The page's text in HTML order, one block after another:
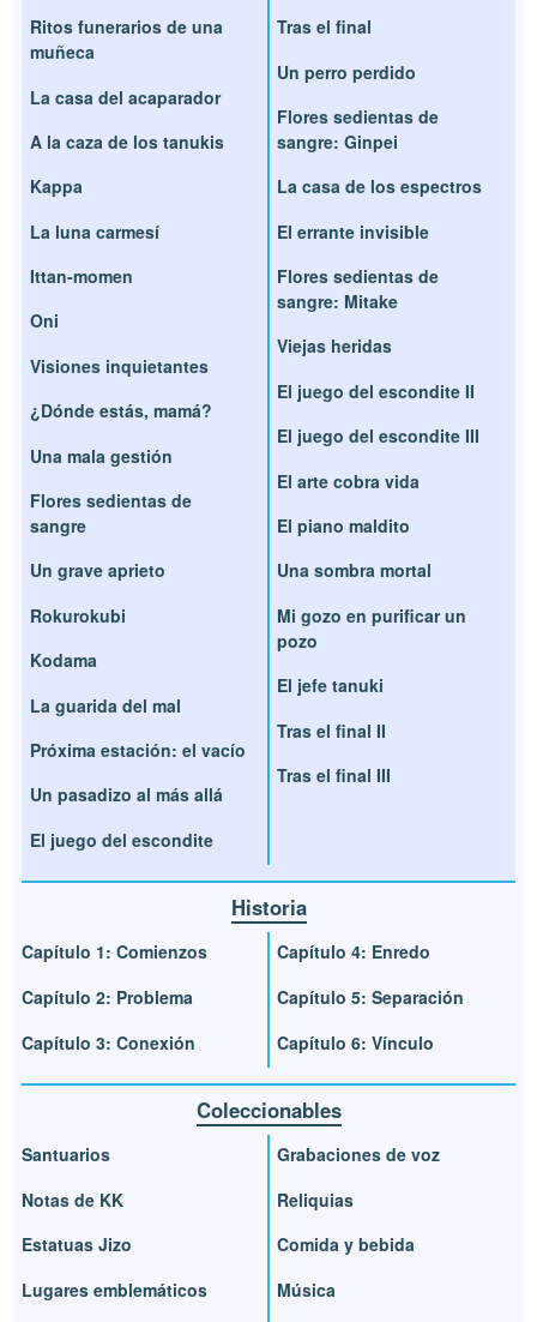
Ritos funerarios de una
muñeca
La casa del acaparador
A la caza de los tanukis
Kappa
La luna carmesí
Ittan-momen
Oni
Visiones inquietantes
¿Dónde estás, mamá?
Una mala gestión
Flores sedientas de
sangre
Un grave aprieto
Rokurokubi
Kodama
La guarida del mal
Próxima estación: el vacío
Un pasadizo al más allá
El juego del escondite
Tras el final
Un perro perdido
Flores sedientas de
sangre: Ginpei
La casa de los espectros
El errante invisible
Flores sedientas de
sangre: Mitake
Viejas heridas
El juego del escondite II
El juego del escondite III
El arte cobra vida
El piano maldito
Una sombra mortal
Mi gozo en purificar un
pozo
El jefe tanuki
Tras el final II
Tras el final III
Historia
Capítulo 1: Comienzos
Capítulo 2: Problema
Capítulo 3: Conexión
Capítulo 4: Enredo
Capítulo 5: Separación
Capítulo 6: Vínculo
Coleccionables
Santuarios
Notas de KK
Estatuas Jizo
Lugares emblemáticos
Grabaciones de voz
Reliquias
Comida y bebida
Música